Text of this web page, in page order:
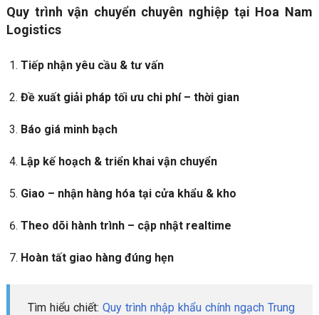
Quy trình vận chuyển chuyên nghiệp tại Hoa Nam
Logistics
Tiếp nhận yêu cầu & tư vấn
Đề xuất giải pháp tối ưu chi phí – thời gian
Báo giá minh bạch
Lập kế hoạch & triển khai vận chuyển
Giao – nhận hàng hóa tại cửa khẩu & kho
Theo dõi hành trình – cập nhật realtime
Hoàn tất giao hàng đúng hẹn
Tìm hiểu chiết: Quy trình nhập khẩu chính ngạch Trung